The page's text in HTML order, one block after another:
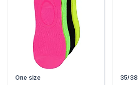
One size 35/38